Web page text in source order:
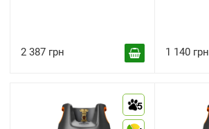
2 387 грн 1 140 грн
5